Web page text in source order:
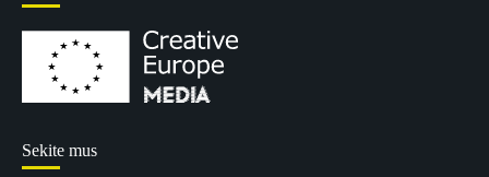
Sekite mus